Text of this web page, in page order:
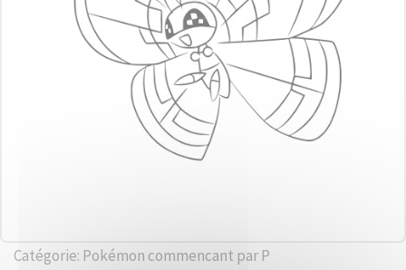
Catégorie: Pokémon commencant par P